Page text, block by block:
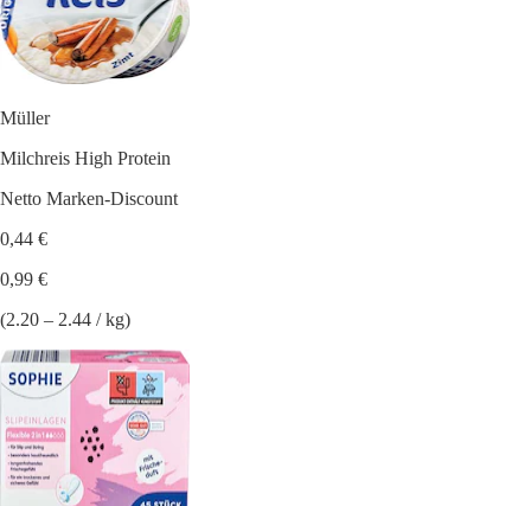
Müller
Milchreis High Protein
Netto Marken-Discount
0,44 €
0,99 €
(2.20 – 2.44 / kg)